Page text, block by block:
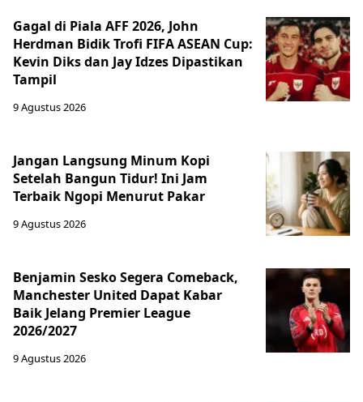
Gagal di Piala AFF 2026, John
Herdman Bidik Trofi FIFA ASEAN Cup:
Kevin Diks dan Jay Idzes Dipastikan
Tampil
9 Agustus 2026
Jangan Langsung Minum Kopi
Setelah Bangun Tidur! Ini Jam
Terbaik Ngopi Menurut Pakar
9 Agustus 2026
Benjamin Sesko Segera Comeback,
Manchester United Dapat Kabar
Baik Jelang Premier League
2026/2027
9 Agustus 2026